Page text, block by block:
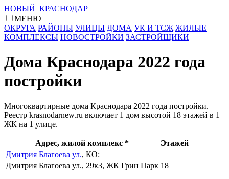
НОВЫЙ КРАСНОДАР
МЕНЮ
ОКРУГА РАЙОНЫ УЛИЦЫ ДОМА УК И ТСЖ ЖИЛЫЕ
КОМПЛЕКСЫ НОВОСТРОЙКИ ЗАСТРОЙЩИКИ
Дома Краснодара 2022 года
постройки
Многоквартирные дома Краснодара 2022 года постройки.
Реестр krasnodarnew.ru включает 1 дом высотой 18 этажей в 1
ЖК на 1 улице.
Адрес, жилой комплекс *
Этажей
Дмитрия Благоева ул., КО:
Дмитрия Благоева ул., 29к3, ЖК Грин Парк 18